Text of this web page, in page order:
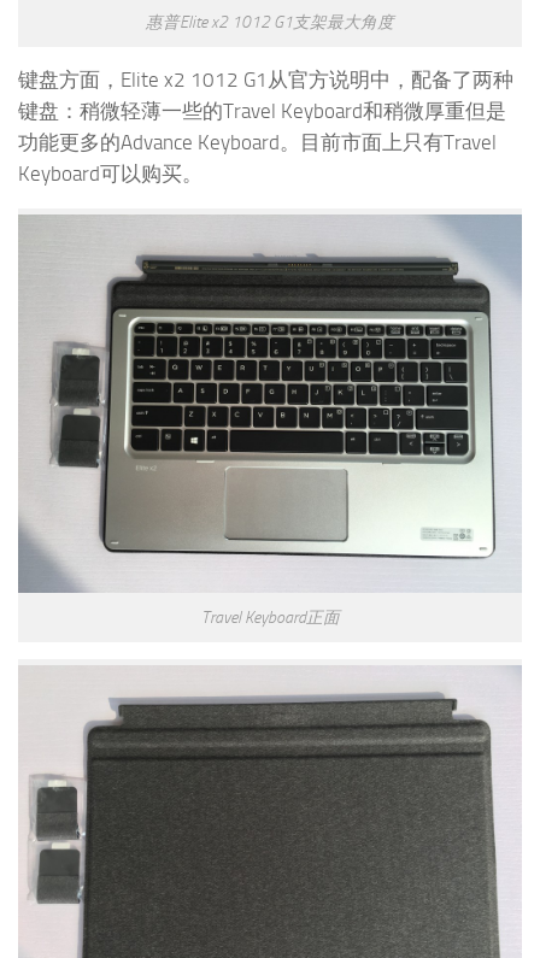
惠普Elite x2 1012 G1支架最大角度
键盘方面，Elite x2 1012 G1从官方说明中，配备了两种
键盘：稍微轻薄一些的Travel Keyboard和稍微厚重但是
功能更多的Advance Keyboard。目前市面上只有Travel
Keyboard可以购买。
Travel Keyboard正面